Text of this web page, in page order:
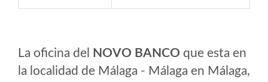
La oficina del NOVO BANCO que esta en
la localidad de Málaga - Málaga en Málaga,